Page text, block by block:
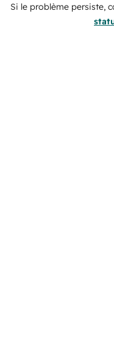
Si le problème persiste,